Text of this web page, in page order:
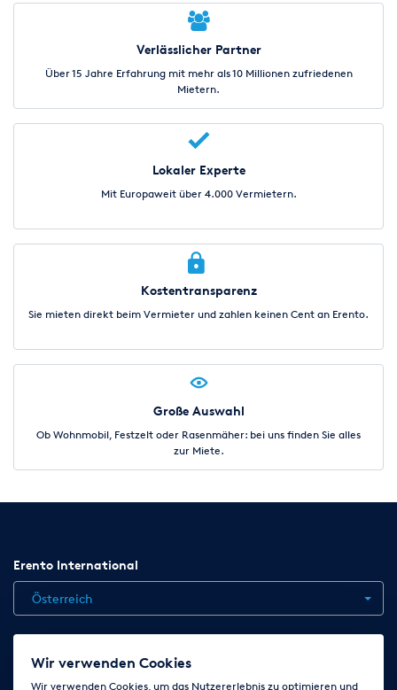
Verlässlicher Partner
Über 15 Jahre Erfahrung mit mehr als 10 Millionen zufriedenen
Mietern.
Lokaler Experte
Mit Europaweit über 4.000 Vermietern.
Kostentransparenz
Sie mieten direkt beim Vermieter und zahlen keinen Cent an Erento.
Große Auswahl
Ob Wohnmobil, Festzelt oder Rasenmäher: bei uns finden Sie alles
zur Miete.
Erento International
Österreich
Jobs Kontakt News
AGB
Impressum Cookie-Einstellungen ändern
Wir verwenden Cookies
Wir verwenden Cookies, um das Nutzererlebnis zu optimieren und